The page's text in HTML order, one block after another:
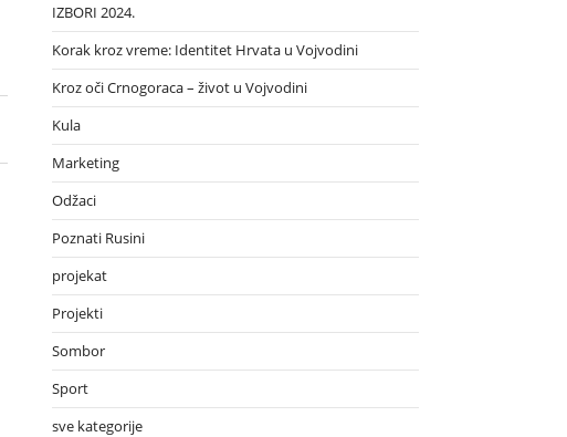
IZBORI 2024.
Korak kroz vreme: Identitet Hrvata u Vojvodini
Kroz oči Crnogoraca – život u Vojvodini
Kula
Marketing
Odžaci
Poznati Rusini
projekat
Projekti
Sombor
Sport
sve kategorije